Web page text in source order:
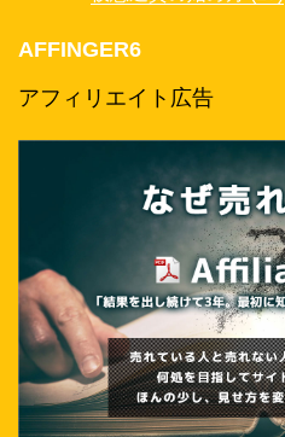
AFFINGER6
アフィリエイト広告